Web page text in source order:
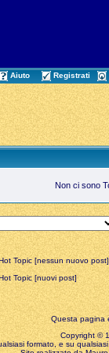
Aiuto Registrati
Non ci sono
Topic [nessun nuovo post]
Topic [nuovi post]
Questa pagina
Copyright ©
formato, e su